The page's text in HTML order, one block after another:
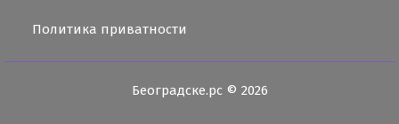
Политика приватности
Београдске.рс © 2026